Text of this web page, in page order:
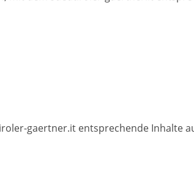
gaertner.it entsprechende Inhalte